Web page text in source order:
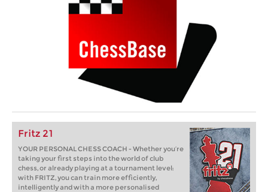
Fritz 21
YOUR PERSONAL CHESS COACH - Whether you’re
taking your first steps into the world of club
chess, or already playing at a tournament level:
with FRITZ, you can train more efficiently,
intelligently and with a more personalised